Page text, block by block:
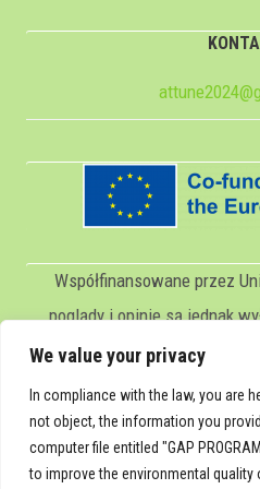
We value your privacy
In compliance with the law, you are
not object, the information you
computer file entitled "GAP
to improve the environmental quality
Współfinansowane przez
poglądy i opinie są jednak
(autorów) i niekoniecznie
Europejskiej lub
Internacionalización de la
Europejska, ani